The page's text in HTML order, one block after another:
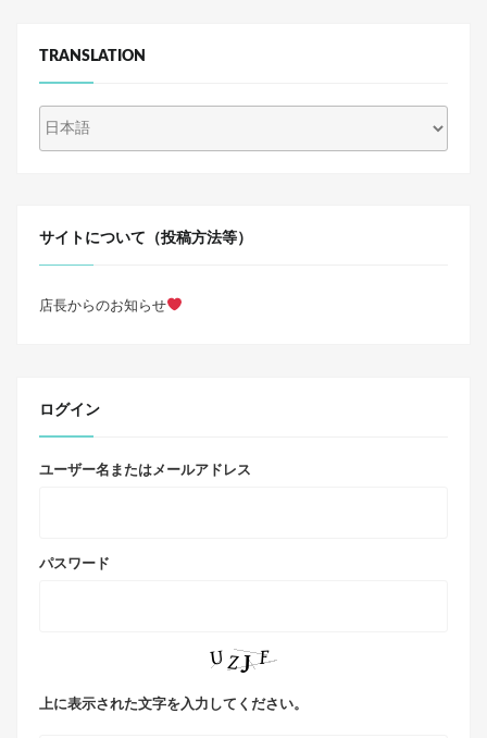
b
o
o
k
TRANSLATION
サイトについて（投稿方法等）
店長からのお知らせ
ログイン
ユーザー名またはメールアドレス
パスワード
上に表示された文字を入力してください。